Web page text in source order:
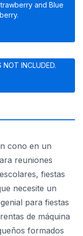
and Blue
NOT INCLUDED.
cono en un
reuniones
fiestas
necesite un
para fiestas
de máquina
formados